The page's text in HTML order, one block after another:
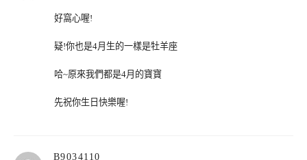
好窩心喔!
疑!你也是4月生的一樣是牡羊座
哈~原來我們都是4月的寶寶
先祝你生日快樂喔!
B9034110